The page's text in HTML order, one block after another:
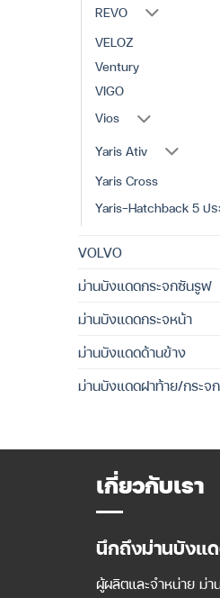
REVO
VELOZ
Ventury
VIGO
Vios
Yaris Ativ
Yaris Cross
Yaris-Hatchback 5 ปร
VOLVO
ม่านบังแดดกระจกซันรูฟ
ม่านบังแดดกระจหน้า
ม่านบังแดดด้านข้าง
ม่านบังแดดฝาท้าย/กระจ
เกี่ยวกับเรา
นึกถึงม่านบังแ
ผู้ผลิตและจำหน่าย ม่